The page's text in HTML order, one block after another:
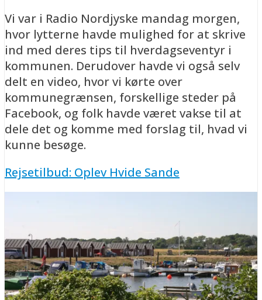
Vi var i Radio Nordjyske mandag morgen,
hvor lytterne havde mulighed for at skrive
ind med deres tips til hverdagseventyr i
kommunen. Derudover havde vi også selv
delt en video, hvor vi kørte over
kommunegrænsen, forskellige steder på
Facebook, og folk havde været vakse til at
dele det og komme med forslag til, hvad vi
kunne besøge.
Rejsetilbud: Oplev Hvide Sande